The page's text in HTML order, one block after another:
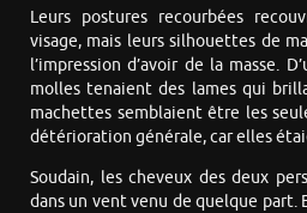
Leurs postures recourbées
visage, mais leurs silhouettes de
l’impression d’avoir de la masse.
molles tenaient des lames qui
machettes semblaient être les
détérioration générale, car elles
Soudain, les cheveux des deux
dans un vent venu de quelque